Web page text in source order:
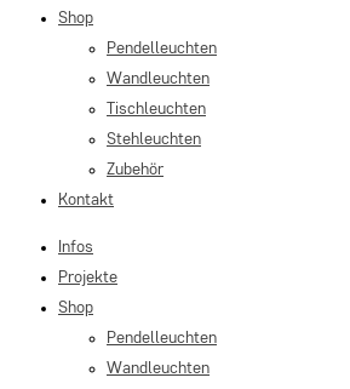
Shop
Pendelleuchten
Wandleuchten
Tischleuchten
Stehleuchten
Zubehör
Kontakt
Infos
Projekte
Shop
Pendelleuchten
Wandleuchten